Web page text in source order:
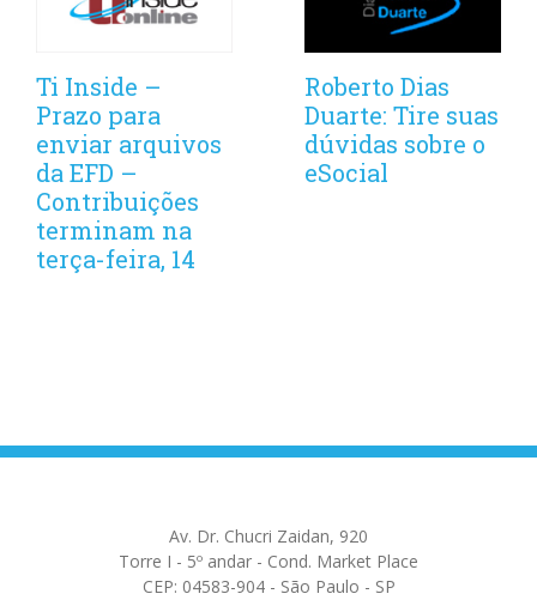
Ti Inside –
Prazo para
enviar arquivos
da EFD –
Contribuições
terminam na
terça-feira, 14
Roberto Dias
Duarte: Tire suas
dúvidas sobre o
eSocial
Av. Dr. Chucri Zaidan, 920
Torre I - 5º andar - Cond. Market Place
CEP: 04583-904 - São Paulo - SP